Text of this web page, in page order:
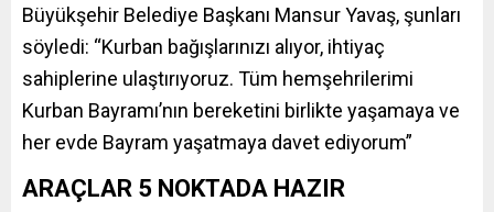
Büyükşehir Belediye Başkanı Mansur Yavaş, şunları
söyledi: “Kurban bağışlarınızı alıyor, ihtiyaç
sahiplerine ulaştırıyoruz. Tüm hemşehrilerimi
Kurban Bayramı’nın bereketini birlikte yaşamaya ve
her evde Bayram yaşatmaya davet ediyorum”
ARAÇLAR 5 NOKTADA HAZIR